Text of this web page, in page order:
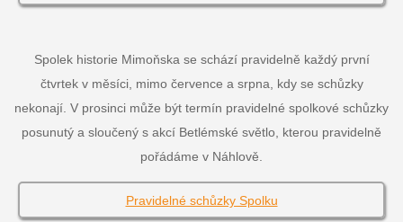
Spolek historie Mimoňska se schází pravidelně každý první
čtvrtek v měsíci, mimo července a srpna, kdy se schůzky
nekonají. V prosinci může být termín pravidelné spolkové schůzky
posunutý a sloučený s akcí Betlémské světlo, kterou pravidelně
pořádáme v Náhlově.
Pravidelné schůzky Spolku